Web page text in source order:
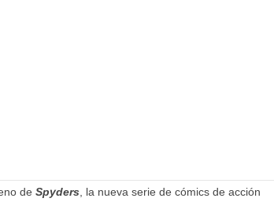
de Spyders, la nueva serie de cómics de acción